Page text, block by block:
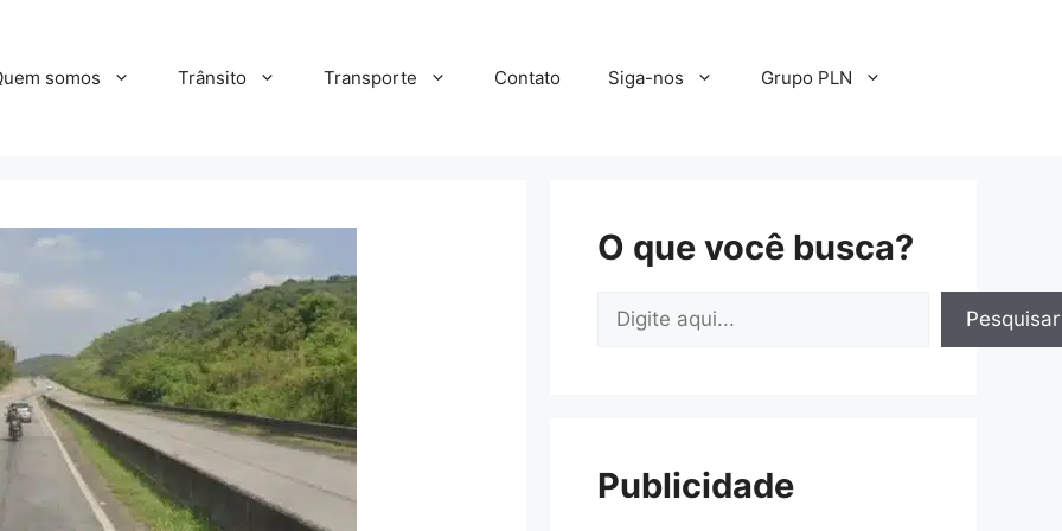
somos Trânsito Transporte Contato Siga-nos Grupo PLN
O que você busca?
Pesquisar
Pesquisar
Publicidade